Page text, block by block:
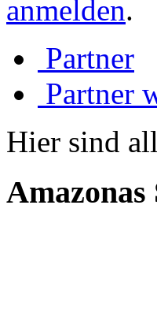
anmelden.
Partner
Partner
Hier sind